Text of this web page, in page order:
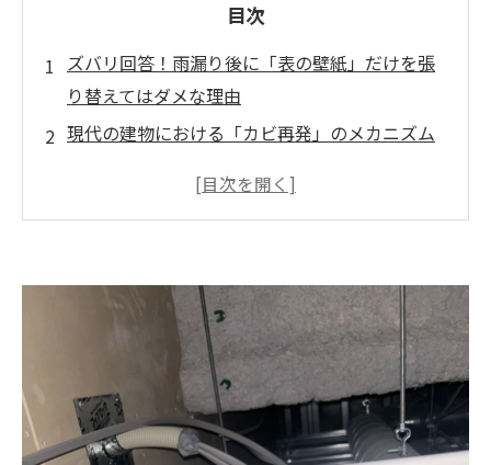
目次
ズバリ回答！雨漏り後に「表の壁紙」だけを張
り替えてはダメな理由
現代の建物における「カビ再発」のメカニズム
カビバスターズ福岡の「天井裏点検」はここが
室内の建材の「含水率（水分量）」検査
風量計を用いた「負圧・空気の流れ」の検
目に見えない不安を数値化！「真菌（カビ菌）
検査」のお勧め